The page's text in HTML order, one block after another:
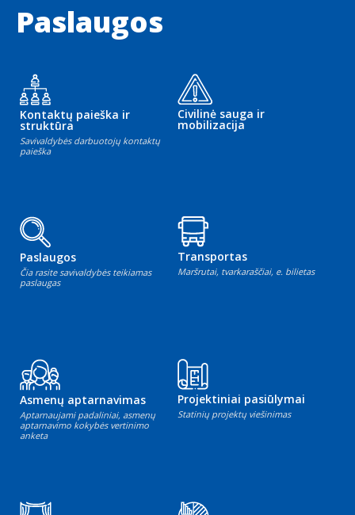
Paslaugos
Kontaktų paieška ir
struktūra
Savivaldybės darbuotojų kontaktų
paieška
Civilinė sauga ir
mobilizacija
Paslaugos
Čia rasite savivaldybės teikiamas
paslaugas
Transportas
Maršrutai, tvarkaraščiai, e. bilietas
Asmenų aptarnavimas
Aptarnaujami padaliniai, asmenų
aptarnavimo kokybės vertinimo
anketa
Projektiniai pasiūlymai
Statinių projektų viešinimas